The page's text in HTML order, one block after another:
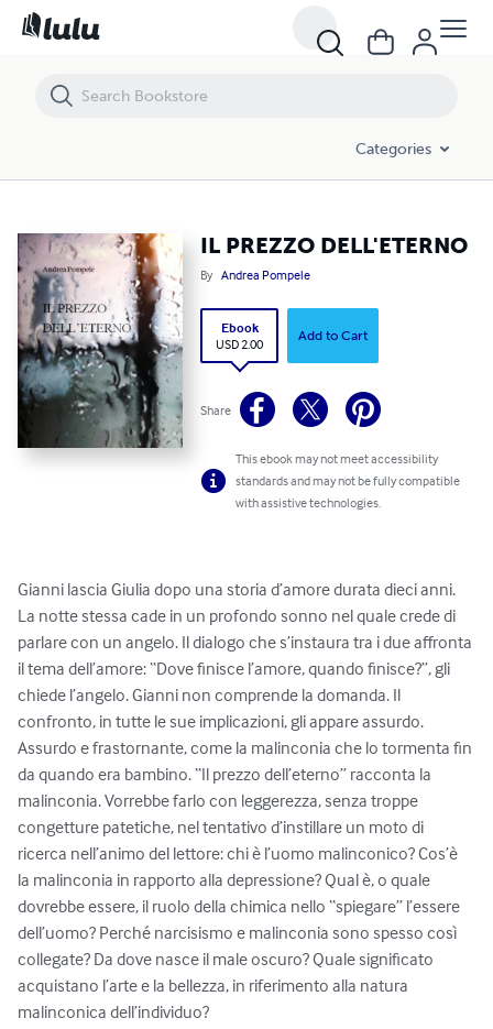
Categories
IL PREZZO DELL'ETERNO
By Andrea Pompele
Ebook
USD 2.00
Add to Cart
Share
This ebook may not meet accessibility
standards and may not be fully compatible
with assistive technologies.
Gianni lascia Giulia dopo una storia d’amore durata dieci anni.
La notte stessa cade in un profondo sonno nel quale crede di
parlare con un angelo. Il dialogo che s’instaura tra i due affronta
il tema dell’amore: “Dove finisce l’amore, quando finisce?”, gli
chiede l’angelo. Gianni non comprende la domanda. Il
confronto, in tutte le sue implicazioni, gli appare assurdo.
Assurdo e frastornante, come la malinconia che lo tormenta fin
da quando era bambino. “Il prezzo dell’eterno” racconta la
malinconia. Vorrebbe farlo con leggerezza, senza troppe
congetture patetiche, nel tentativo d’instillare un moto di
ricerca nell’animo del lettore: chi è l’uomo malinconico? Cos’è
la malinconia in rapporto alla depressione? Qual è, o quale
dovrebbe essere, il ruolo della chimica nello “spiegare” l’essere
dell’uomo? Perché narcisismo e malinconia sono spesso così
collegate? Da dove nasce il male oscuro? Quale significato
acquistano l’arte e la bellezza, in riferimento alla natura
malinconica dell’individuo?
IL PREZZO DELL'ETERNO